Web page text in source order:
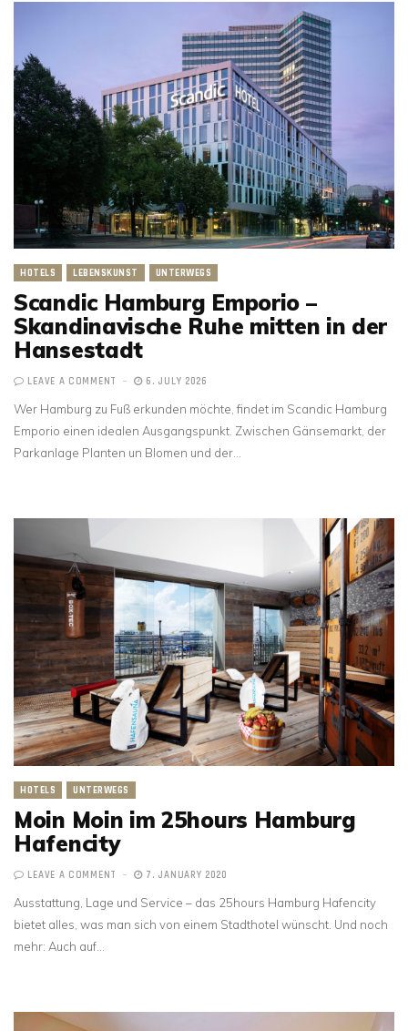
HOTELS LEBENSKUNST UNTERWEGS
Scandic Hamburg Emporio –
Skandinavische Ruhe mitten in der
Hansestadt
LEAVE A COMMENT 6. JULY 2026
Wer Hamburg zu Fuß erkunden möchte, findet im Scandic Hamburg
Emporio einen idealen Ausgangspunkt. Zwischen Gänsemarkt, der
Parkanlage Planten un Blomen und der…
HOTELS UNTERWEGS
Moin Moin im 25hours Hamburg
Hafencity
LEAVE A COMMENT 7. JANUARY 2020
Ausstattung, Lage und Service – das 25hours Hamburg Hafencity
bietet alles, was man sich von einem Stadthotel wünscht. Und noch
mehr: Auch auf…